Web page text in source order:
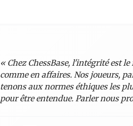
« Chez ChessBase, l'intégrité est
comme en affaires. Nos joueurs,
tenons aux normes éthiques les
pour être entendue. Parler nous